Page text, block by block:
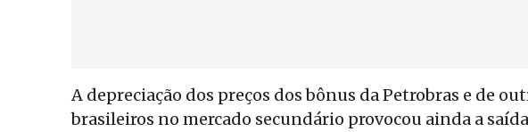
A depreciação dos preços dos bônus da Petrobras e de
brasileiros no mercado secundário provocou ainda a